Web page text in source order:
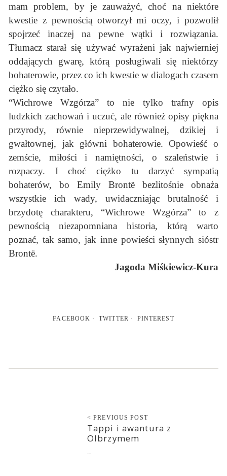
mam problem, by je zauważyć, choć na niektóre
kwestie z pewnością otworzył mi oczy, i pozwolił
spojrzeć inaczej na pewne wątki i rozwiązania.
Tłumacz starał się używać wyrażeni jak najwierniej
oddających gwarę, którą posługiwali się niektórzy
bohaterowie, przez co ich kwestie w dialogach czasem
ciężko się czytało.
“Wichrowe Wzgórza” to nie tylko trafny opis
ludzkich zachowań i uczuć, ale również opisy piękna
przyrody, równie nieprzewidywalnej, dzikiej i
gwałtownej, jak główni bohaterowie. Opowieść o
zemście, miłości i namiętności, o szaleństwie i
rozpaczy. I choć ciężko tu darzyć sympatią
bohaterów, bo Emily Brontë bezlitośnie obnaża
wszystkie ich wady, uwidaczniając brutalność i
brzydotę charakteru, “Wichrowe Wzgórza” to z
pewnością niezapomniana historia, którą warto
poznać, tak samo, jak inne powieści słynnych sióstr
Brontë.
Jagoda Miśkiewicz-Kura
FACEBOOK TWITTER PINTEREST
< PREVIOUS POST
Tappi i awantura z
Olbrzymem